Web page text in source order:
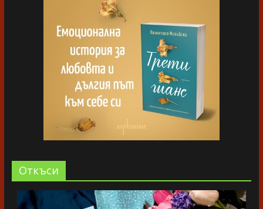
Oткъси